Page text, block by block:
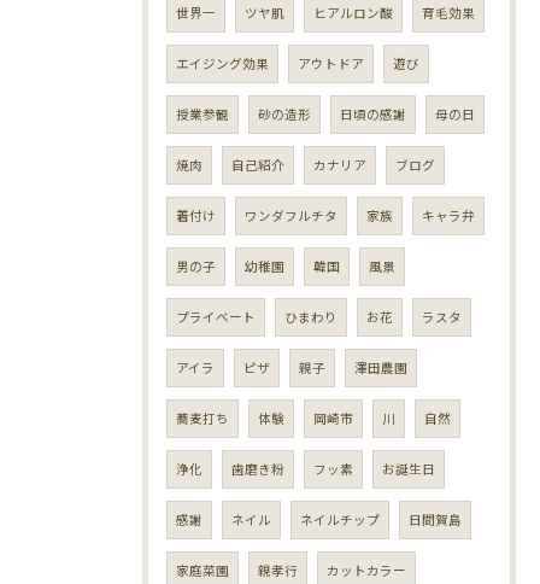
世界一 ツヤ肌 ヒアルロン酸 育毛効果
エイジング効果 アウトドア 遊び
授業参観 砂の造形 日頃の感謝 母の日
焼肉 自己紹介 カナリア ブログ
着付け ワンダフルチタ 家族 キャラ弁
男の子 幼稚園 韓国 風景
プライベート ひまわり お花 ラスタ
アイラ ピザ 親子 澤田農園
蕎麦打ち 体験 岡崎市 川 自然
浄化 歯磨き粉 フッ素 お誕生日
感謝 ネイル ネイルチップ 日間賀島
家庭菜園 親孝行 カットカラー